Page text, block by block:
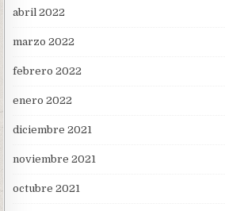
abril 2022
marzo 2022
febrero 2022
enero 2022
diciembre 2021
noviembre 2021
octubre 2021